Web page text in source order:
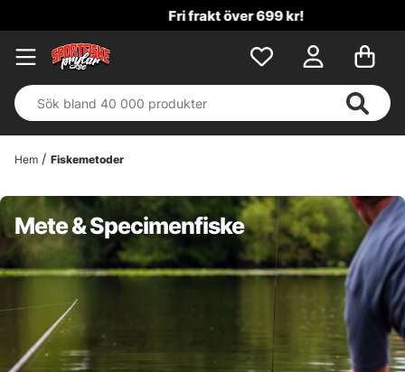
Fri frakt över 699 kr!
Hem Fiskemetoder
Mete & Specimenfiske